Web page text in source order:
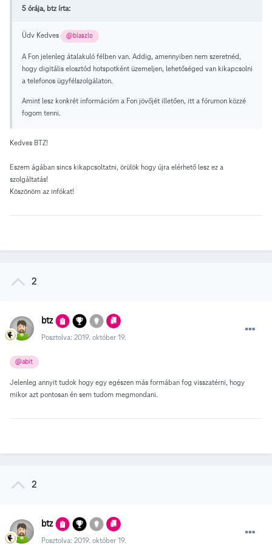
5 órája, btz írta:
Üdv Kedves @blaszlo
A Fon jelenleg átalakuló félben van. Addig, amennyiben nem szeretnéd,
hogy digitális elosztód hotspotként üzemeljen, lehetőséged van kikapcsolni
a telefonos ügyfélszolgálaton.
Amint lesz konkrét információm a Fon jövőjét illetően, itt a fórumon közzé
fogom tenni.
Kedves BTZ!
Eszem ágában sincs kikapcsoltatni, örülök hogy újra elérhető lesz ez a
szolgáltatás!
Köszönöm az infókat!
2
btz
Posztolva: 2019. október 19.
@abit
Jelenleg annyit tudok hogy egy egészen más formában fog visszatérni, hogy
mikor azt pontosan én sem tudom megmondani.
2
btz
Posztolva: 2019. október 19.